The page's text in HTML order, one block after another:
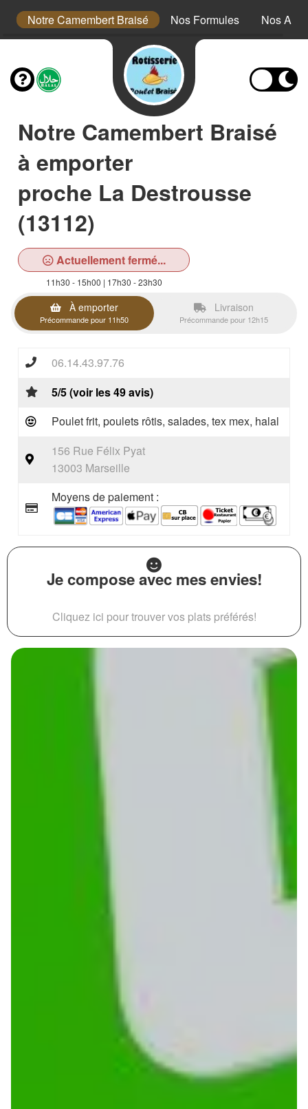
Notre Camembert Braisé Nos Formules Nos
Notre Camembert Braisé
à emporter
proche La Destrousse
(13112)
Actuellement fermé...
11h30 - 15h00 | 17h30 - 23h30
À emporter
Précommande pour 11h50
Livraison
Précommande pour 12h15
06.14.43.97.76
5/5 (voir les 49 avis)
Poulet frit, poulets rôtis, salades, tex mex, halal
156 Rue Félix Pyat
13003 Marseille
Moyens de paiement :
Je compose avec mes envies!
Cliquez ici pour trouver vos plats préférés!